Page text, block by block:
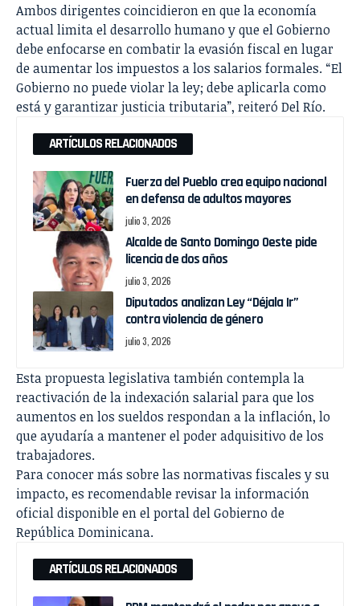
Ambos dirigentes coincidieron en que la economía
actual limita el desarrollo humano y que el Gobierno
debe enfocarse en combatir la evasión fiscal en lugar
de aumentar los impuestos a los salarios formales. “El
Gobierno no puede violar la ley; debe aplicarla como
está y garantizar justicia tributaria”, reiteró Del Río.
ARTÍCULOS RELACIONADOS
Fuerza del Pueblo crea equipo nacional
en defensa de adultos mayores
julio 3, 2026
Alcalde de Santo Domingo Oeste pide
licencia de dos años
julio 3, 2026
Diputados analizan Ley “Déjala Ir”
contra violencia de género
julio 3, 2026
Esta propuesta legislativa también contempla la
reactivación de la indexación salarial para que los
aumentos en los sueldos respondan a la inflación, lo
que ayudaría a mantener el poder adquisitivo de los
trabajadores.
Para conocer más sobre las normativas fiscales y su
impacto, es recomendable revisar la información
oficial disponible en el portal delGobierno de
República Dominicana.
ARTÍCULOS RELACIONADOS